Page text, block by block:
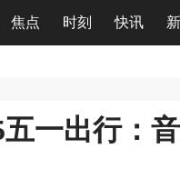
焦点 时刻 快讯
一出行：